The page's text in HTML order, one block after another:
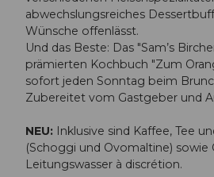
abwechslungsreiches
Wünsche offenlässt.
Und das Beste: Das "Sam’s
prämierten Kochbuch "Zum
sofort jeden Sonntag beim
Zubereitet vom Gastgeber und
NEU: Inklusive sind Kaffee, Tee
(Schoggi und Ovomaltine) sowie
Leitungswasser à discrétion.